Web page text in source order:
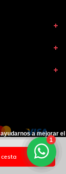
a mejorar el
este mensaje